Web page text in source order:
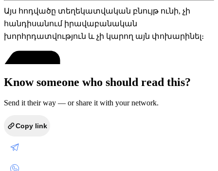
Այս հոդվածը տեղեկատվական բնույթ ունի, չի
հանդիսանում իրավաբանական
խորհրդատվություն և չի կարող այն փոխարինել։
Know someone who should read this?
Send it their way — or share it with your network.
Copy link